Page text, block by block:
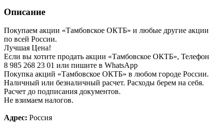
Описание
Покупаем акции «Тамбовское ОКТБ» и любые другие акции
по всей России.
Лучшая Цена!
Если вы хотите продать акции «Тамбовское ОКТБ», Телефон
8 985 268 23 01 или пишите в WhatsApp
Покупка акций «Тамбовское ОКТБ» в любом городе России.
Наличный или безналичный расчет. Расходы берем на себя.
Расчет до подписания документов.
Не взимаем налогов.
Адрес: Россия